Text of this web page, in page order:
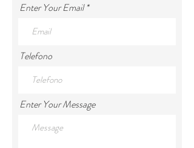
Enter Your Email
Telefono
Enter Your Message